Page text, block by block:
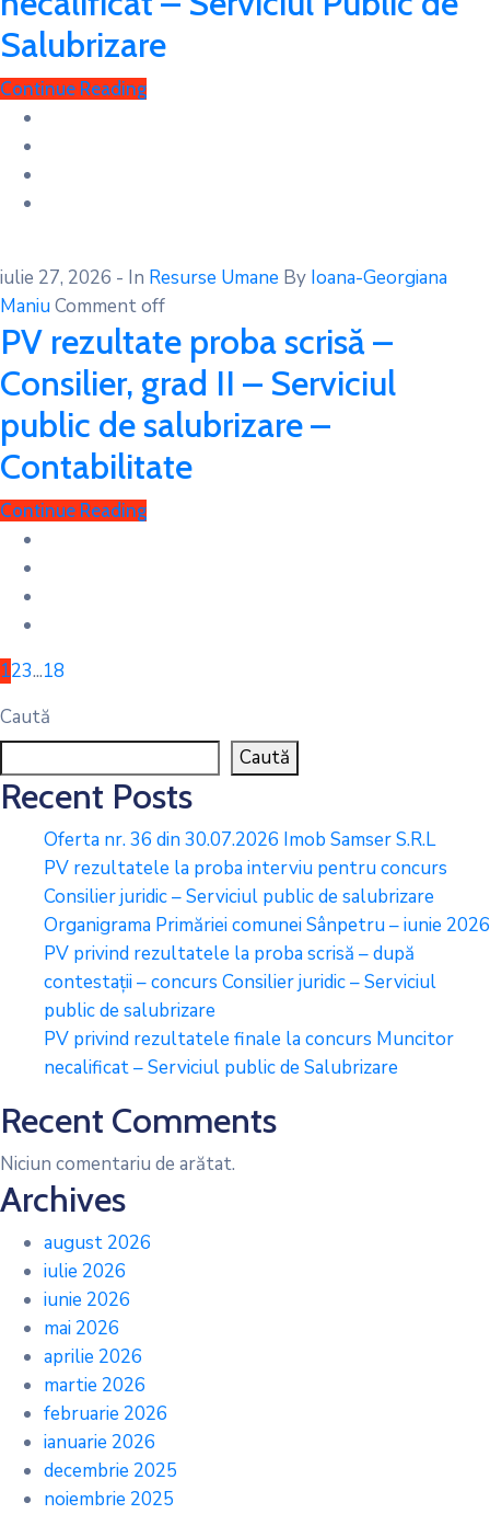
Salubrizare
Continue Reading
iulie 27, 2026 - In Resurse Umane By Ioana-Georgiana
ManiuComment off
PV rezultate proba scrisă –
Consilier, grad II – Serviciul
public de salubrizare –
Contabilitate
Continue Reading
123...18
Caută
Caută
Recent Posts
Oferta nr. 36 din 30.07.2026 Imob Samser S.R.L
PV rezultatele la proba interviu pentru concurs
Consilier juridic – Serviciul public de salubrizare
Organigrama Primăriei comunei Sânpetru – iunie 2026
PV privind rezultatele la proba scrisă – după
contestații – concurs Consilier juridic – Serviciul
public de salubrizare
PV privind rezultatele finale la concurs Muncitor
necalificat – Serviciul public de Salubrizare
Recent Comments
Niciun comentariu de arătat.
Archives
august 2026
iulie 2026
iunie 2026
mai 2026
aprilie 2026
martie 2026
februarie 2026
ianuarie 2026
decembrie 2025
noiembrie 2025